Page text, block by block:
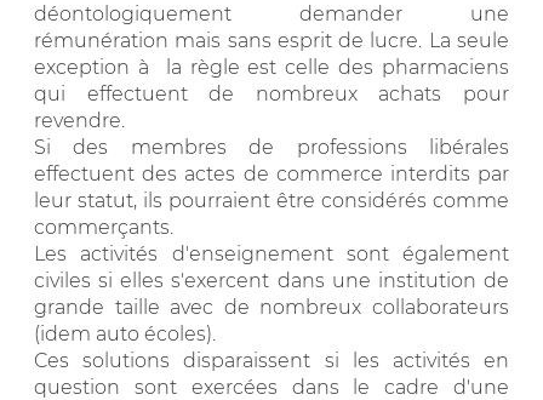
déontologiquement demander une
rémunération mais sans esprit de lucre. La seule
exception à la règle est celle des pharmaciens
qui effectuent de nombreux achats pour
revendre.
Si des membres de professions libérales
effectuent des actes de commerce interdits par
leur statut, ils pourraient être considérés comme
commerçants.
Les activités d'enseignement sont également
civiles si elles s'exercent dans une institution de
grande taille avec de nombreux collaborateurs
(idem auto écoles).
Ces solutions disparaissent si les activités en
question sont exercées dans le cadre d'une